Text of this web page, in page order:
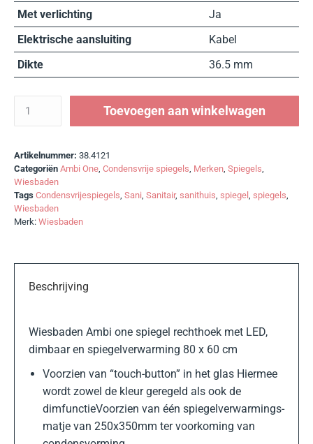
Met verlichting
Ja
Elektrische aansluiting
Kabel
Dikte
36.5 mm
Toevoegen aan winkelwagen
Artikelnummer: 38.4121
Categoriën Ambi One Condensvrije spiegels Merken Spiegels
Wiesbaden
Tags Condensvrijespiegels Sani Sanitair, sanithuis spiegel spiegels
Wiesbaden
Merk: Wiesbaden
Beschrijving
Wiesbaden Ambi one spiegel rechthoek met LED,
dimbaar en spiegelverwarming 80 x 60 cm
Voorzien van “touch-button” in het glas Hiermee
wordt zowel de kleur geregeld als ook de
dimfunctieVoorzien van één spiegelverwarmings-
matje van 250x350mm ter voorkoming van